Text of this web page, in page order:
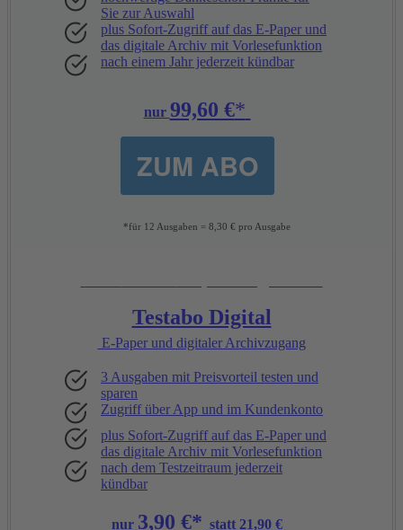
Sie zur Auswahl
plus Sofort-Zugriff auf das E-Paper und
das digitale Archiv mit Vorlesefunktion
nach einem Jahr jederzeit kündbar
nur 99,60 €*
ZUM ABO
*für 12 Ausgaben = 8,30 € pro Ausgabe
Testabo Digital
E-Paper und digitaler Archivzugang
3 Ausgaben mit Preisvorteil testen und
sparen
Zugriff über App und im Kundenkonto
plus Sofort-Zugriff auf das E-Paper und
das digitale Archiv mit Vorlesefunktion
nach dem Testzeitraum jederzeit
kündbar
nur 3,90 €* statt 21,90 €